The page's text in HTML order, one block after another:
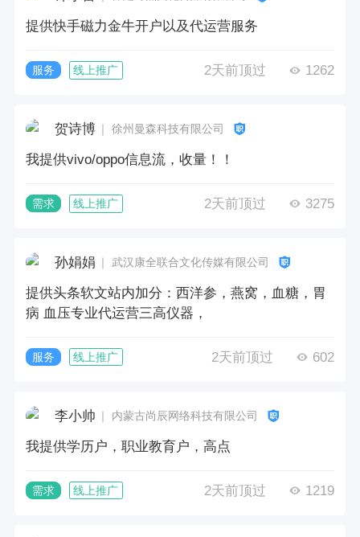
提供快手磁力金牛开户以及代运营服务
服务 线上推广 2天前顶过 1262
贺诗博 ｜ 徐州曼森科技有限公司
我提供vivo/oppo信息流，收量！！
需求 线上推广 2天前顶过 3275
孙娟娟 ｜ 武汉康全联合文化传媒有限公司
提供头条软文站内加分：西洋参，燕窝，血糖，胃
病 血压专业代运营三高仪器，
服务 线上推广 2天前顶过 602
李小帅 ｜ 内蒙古尚辰网络科技有限公司
我提供学历户，职业教育户，高点
需求 线上推广 2天前顶过 1219